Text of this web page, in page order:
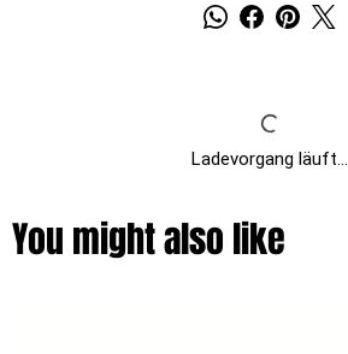
Ladevorgang läuft...
You might also like